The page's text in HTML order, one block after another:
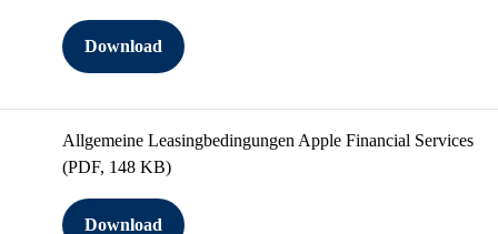
Download
Allgemeine Leasingbedingungen Apple Financial Services
(PDF, 148 KB)
Download